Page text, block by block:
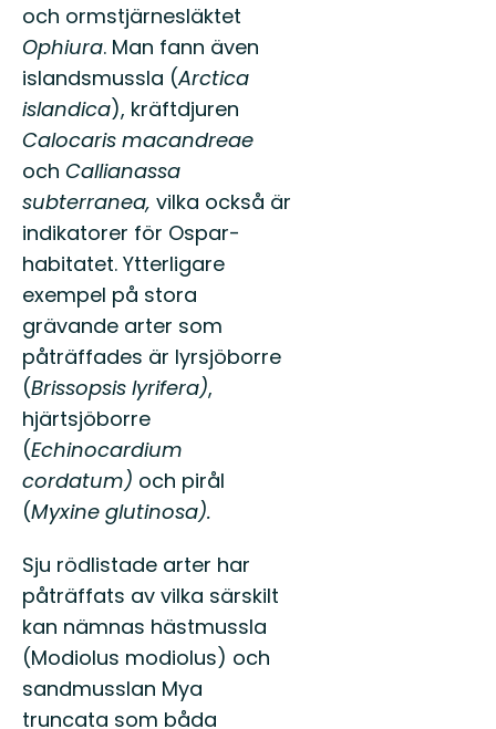
och ormstjärnesläktet
Ophiura. Man fann även
islandsmussla (Arctica
islandica), kräftdjuren
Calocaris macandreae
och Callianassa
subterranea, vilka också är
indikatorer för Ospar-
habitatet. Ytterligare
exempel på stora
grävande arter som
påträffades är lyrsjöborre
(Brissopsis lyrifera),
hjärtsjöborre
(Echinocardium
cordatum) och pirål
(Myxine glutinosa).
Sju rödlistade arter har
påträffats av vilka särskilt
kan nämnas hästmussla
(Modiolus modiolus) och
sandmusslan Mya
truncata som båda